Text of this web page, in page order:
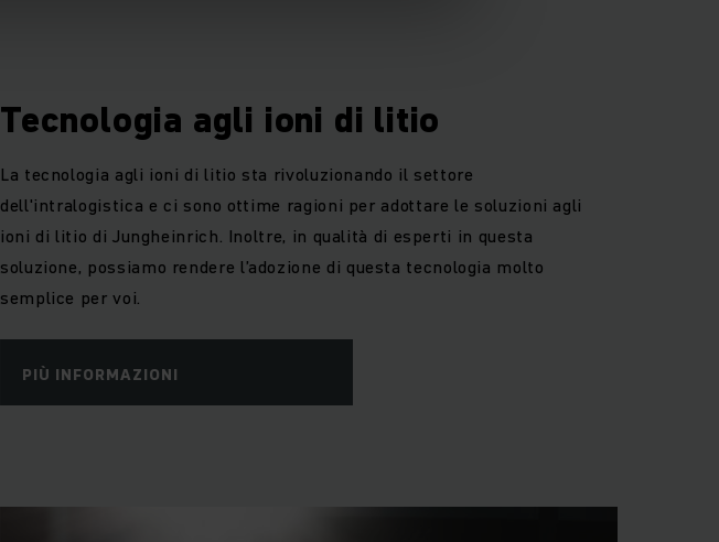
Tecnologia agli ioni di litio
La tecnologia agli ioni di litio sta rivoluzionando il settore
dell'intralogistica e ci sono ottime ragioni per adottare le soluzioni agli
ioni di litio di Jungheinrich. Inoltre, in qualità di esperti in questa
soluzione, possiamo rendere l’adozione di questa tecnologia molto
semplice per voi.
PIÙ INFORMAZIONI